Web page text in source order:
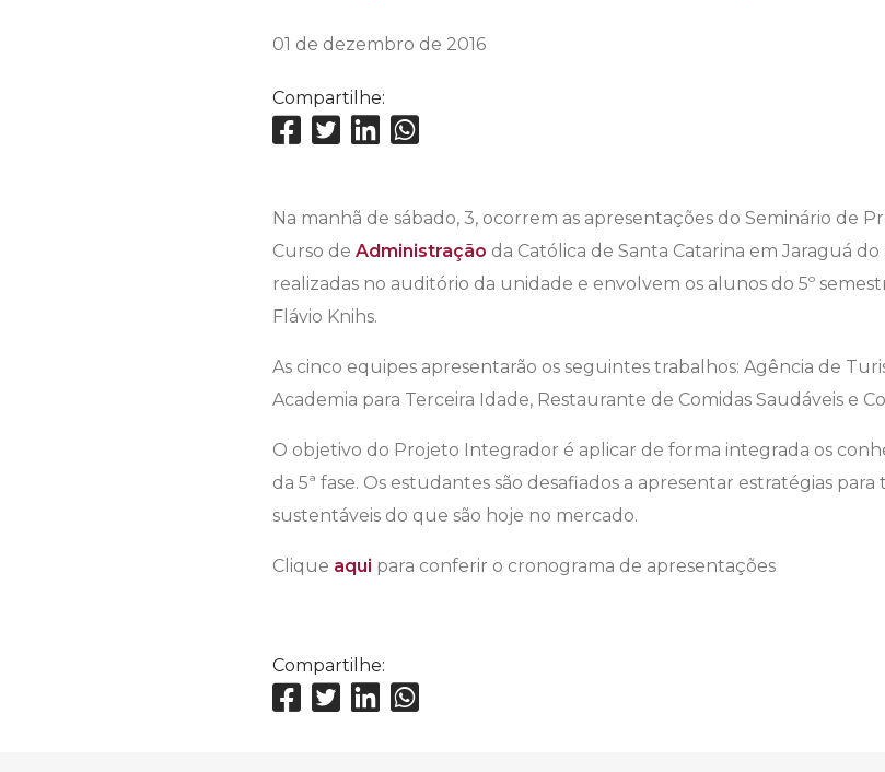
01 de dezembro de 2016
Compartilhe:
Na manhã de sábado, 3, ocorrem as apresentações do Seminário de
Curso de Administração da Católica de Santa Catarina em Jaraguá
realizadas no auditório da unidade e envolvem os alunos do 5º
Flávio Knihs.
As cinco equipes apresentarão os seguintes trabalhos: Agência de
Academia para Terceira Idade, Restaurante de Comidas Saudáveis e
O objetivo do Projeto Integrador é aplicar de forma integrada os
da 5ª fase. Os estudantes são desafiados a apresentar estratégias
sustentáveis do que são hoje no mercado.
Clique aqui para conferir o cronograma de apresentações
Compartilhe: